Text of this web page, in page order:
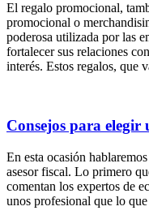
El regalo promocional,
promocional o
poderosa utilizada por las
fortalecer sus relaciones
interés. Estos regalos, que
Consejos para elegir
En esta ocasión
asesor fiscal. Lo primero
comentan los expertos de
unos profesional que lo